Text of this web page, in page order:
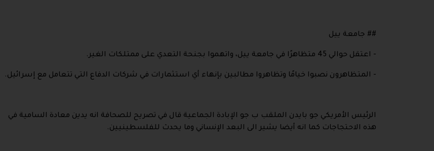
## جامعة ييل
- اعتقل حوالي 45 متظاهرًا في جامعة ييل، واتهموا بجنحة التعدي على ممتلكات الغير.
- المتظاهرون نصبوا خيامًا وتظاهروا مطالبين بإنهاء أي استثمارات في شركات الدفاع التي تتعامل مع إسرائيل.
الرئيس الأمريكي جو بايدن الملقب ب جو الإبادة الجماعية قال في تصريح للصحافة انه يدين معادة السامية في
هذه الاحتجاجات كما انه أيضا يشير الى البعد الإنساني وما يحدث للفلسطينيين.